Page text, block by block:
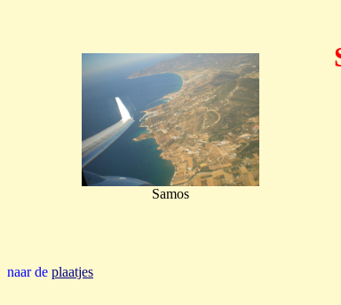
Samos
naar de plaatjes